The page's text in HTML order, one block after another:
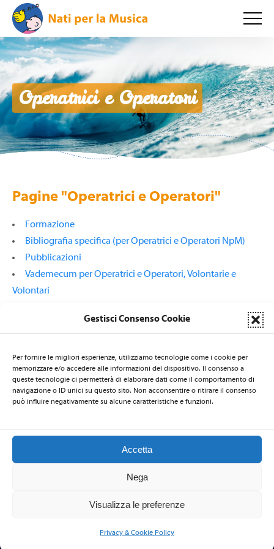
Gestisci Consenso Cookie
Per fornire le migliori esperienze, utilizziamo tecnologie come i cookie per
memorizzare e/o accedere alle informazioni del dispositivo. Il consenso a
queste tecnologie ci permetterà di elaborare dati come il comportamento di
navigazione o ID unici su questo sito. Non acconsentire o ritirare il consenso
può influire negativamente su alcune caratteristiche e funzioni.
Accetta
Nega
Visualizza le preferenze
Privacy & Cookie Policy
Operatrici e Operatori
Pagine "Operatrici e Operatori"
Formazione
Bibliografia specifica (per Operatrici e Operatori NpM)
Pubblicazioni
Vademecum per Operatrici e Operatori, Volontarie e
Volontari
LA SEGRETERIA DI NATI PER LA MUSICA È AFFIDATA AL CSB
Centro per la Salute delle Bambine e dei Bambini- via Nicolò de
Telefono: +39 040 3220447 - Fax: +39 040 306839